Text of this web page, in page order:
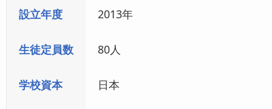
設立年度 2013年
生徒定員数 80人
学校資本 日本